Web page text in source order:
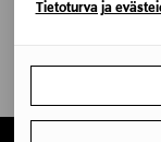
Tietoturva ja